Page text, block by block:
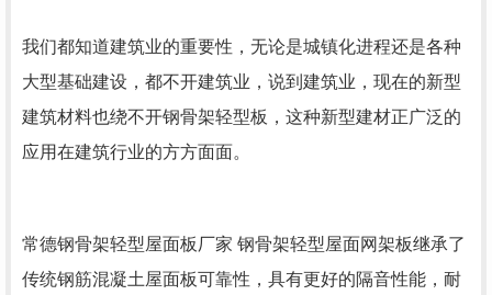
我们都知道建筑业的重要性，无论是城镇化进程还是各种
大型基础建设，都不开建筑业，说到建筑业，现在的新型
建筑材料也绕不开钢骨架轻型板，这种新型建材正广泛的
应用在建筑行业的方方面面。
常德钢骨架轻型屋面板厂家 钢骨架轻型屋面网架板继承了
传统钢筋混凝土屋面板可靠性，具有更好的隔音性能，耐